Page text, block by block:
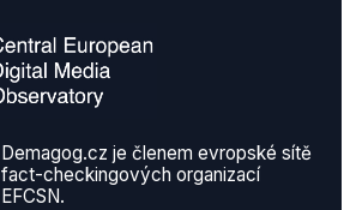
Demagog.cz je členem evropské sítě
fact-checkingových organizací
EFCSN.